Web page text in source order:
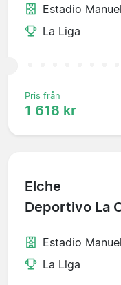
Estadio
La Liga
Pris från
1 618 kr
Elche
Deportivo La
Estadio
La Liga